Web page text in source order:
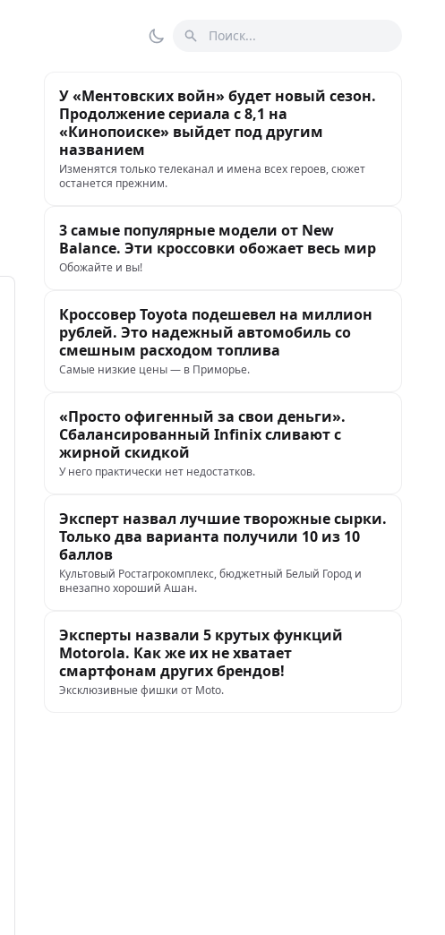
Переключить тему
Поиск
У «Ментовских войн» будет новый сезон.
Продолжение сериала с 8,1 на
«Кинопоиске» выйдет под другим
названием
Изменятся только телеканал и имена всех героев, сюжет
останется прежним.
3 самые популярные модели от New
Balance. Эти кроссовки обожает весь мир
Обожайте и вы!
Кроссовер Toyota подешевел на миллион
рублей. Это надежный автомобиль со
смешным расходом топлива
Самые низкие цены — в Приморье.
«Просто офигенный за свои деньги».
Сбалансированный Infinix сливают с
жирной скидкой
У него практически нет недостатков.
Эксперт назвал лучшие творожные сырки.
Только два варианта получили 10 из 10
баллов
Культовый Ростагрокомплекс, бюджетный Белый Город и
внезапно хороший Ашан.
Эксперты назвали 5 крутых функций
Motorola. Как же их не хватает
смартфонам других брендов!
Эксклюзивные фишки от Moto.